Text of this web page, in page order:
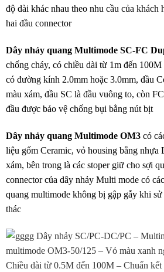
độ dài khác nhau theo nhu cầu của khách
hai đầu connector
Dây nhảy quang Multimode SC-FC
chống cháy, có chiều dài từ 1m đến
có đường kính 2.0mm hoặc 3.0mm, đầu
màu xám, đầu SC là đầu vuông to, còn
đầu được bảo vệ chống bụi bằng nút bịt
Dây nhảy quang Multimode OM3 có
liệu gốm Ceramic, vỏ housing bằng
xám, bên trong là các stoper giữ cho sợi
connector của dây nhảy Multi mode có
quang multimode không bị gập gẫy khi
thác